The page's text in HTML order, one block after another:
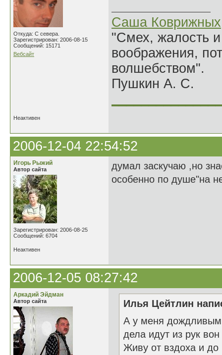
Откуда: С севера.
Зарегистрирован: 2006-08-15
Сообщений: 15171
Вебсайт
Саша Коврижных
"Смех, жалость
воображения,
волшебством".
Пушкин А. С.
Неактивен
2006-12-04 22:54:52
Игорь Рыжий
Автор сайта
Зарегистрирован: 2006-08-25
Сообщений: 6704
думал заскучаю ,но
особенно по душе"на
Неактивен
2006-12-05 08:27:42
Аркадий Эйдман
Автор сайта
Илья Цейтлин
А у меня
дела идут из рук
Живу от вздоха и до